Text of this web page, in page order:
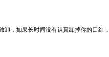
卸，如果长时间没有认真卸掉你的口红